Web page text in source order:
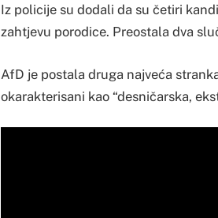
Iz policije su dodali da su četiri
zahtjevu porodice. Preostala dva
AfD je postala druga najveća
okarakterisani kao “desničarska,